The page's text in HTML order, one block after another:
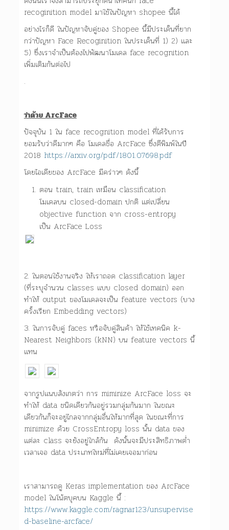
recoginition model มาใช้ในปัญหา shopee นี้ได้
อย่างไรก็ดี ในปัญหาจับคู่ของ Shopee นี้มีประเด็นที่ยาก
กว่าปัญหา Face Recoginition ในประเด็นที่ 1) 2) และ
5) ซึ่งเราจำเป็นต้องไปพัฒนาโมเดล face recognition
เพิ่มเติมกันต่อไป
.
ว่าด้วย ArcFace
ปัจจุบัน 1 ใน face recognition model ที่ได้รับการ
ยอมรับว่าดีมากๆ คือ โมเดลชื่อ ArcFace ซึ่งตีพิมพ์ในปี
2018 https://arxiv.org/pdf/1801.07698.pdf
โดยไอเดียของ ArcFace มีคร่าวๆ ดังนี้
ตอน train, train เหมือน classification
โมเดลบน closed-domain ปกติ แต่เปลี่ยน
objective function จาก cross-entropy
เป็น ArcFace Loss
2. ในตอนใช้งานจริง ให้เราถอด classification layer
(ที่ระบุจำนวน classes แบบ closed domain) ออก
ทำให้ output ของโมเดลจะเป็น feature vectors (บาง
ครั้งเรียก Embedding vectors)
3. ในการจับคู่ faces หรือจับคู่สินค้า ให้ใช้เทคนิค k-
Nearest Neighbors (kNN) บน feature vectors นี้
แทน
จากรูปแนบสังเกตว่า การ miminize ArcFace loss จะ
ทำให้ data ชนิดเดียวกันอยู่รวมกลุ่มกันมาก ในขณะ
เดียวกันก็จะอยู่ไกลจากกลุ่มอื่นให้มากที่สุด ในขณะที่การ
minimize ด้วย CrossEntropy loss นั้น data ของ
แต่ละ class จะยังอยู่ใกล้กัน ดังนั้นจะมีประสิทธิภาพต่ำ
เวลาเจอ data ประเภทใหม่ที่ไม่เคยเจอมาก่อน
เราสามารถดู Keras implementation ของ ArcFace
model ในโน้ตบุคบน Kaggle นี้ :
https://www.kaggle.com/ragnar123/unsupervise
d-baseline-arcface/